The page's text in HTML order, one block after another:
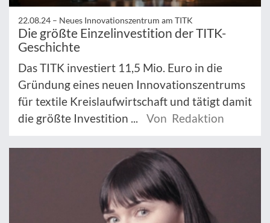
22.08.24 – Neues Innovationszentrum am TITK
Die größte Einzelinvestition der TITK-
Geschichte
Das TITK investiert 11,5 Mio. Euro in die
Gründung eines neuen Innovationszentrums
für textile Kreislaufwirtschaft und tätigt damit
die größte Investition ...
Von Redaktion